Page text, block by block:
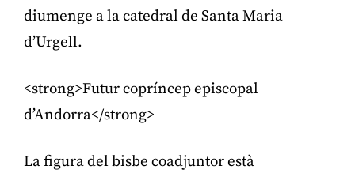
diumenge a la catedral de Santa Maria
d’Urgell.
<strong>Futur copríncep episcopal
d’Andorra</strong>
La figura del bisbe coadjuntor està